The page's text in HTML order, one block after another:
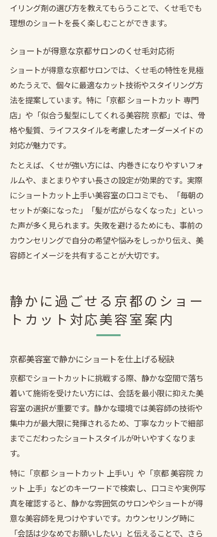
イリング剤の選び方を教えてもらうことで、くせ毛でも
理想のショートを長く楽しむことができます。
ショートが得意な京都サロンのくせ毛対応術
ショートが得意な京都サロンでは、くせ毛の特性を見極
めたうえで、個々に最適なカット技術やスタイリング方
法を提案しています。特に「京都 ショートカット 専門
店」や「似合う髪型にしてくれる美容院 京都」では、骨
格や髪質、ライフスタイルを考慮したオーダーメイドの
対応が魅力です。
たとえば、くせが強い方には、内巻きになりやすいフォ
ルムや、まとまりやすい長さの設定が効果的です。実際
にショートカット上手い美容室の口コミでも、「毎朝の
セットが楽になった」「髪が広がらなくなった」といっ
た声が多く見られます。失敗を避けるためにも、事前の
カウンセリングで自分の希望や悩みをしっかり伝え、美
容師とイメージを共有することが大切です。
静かに過ごせる京都のショー
トカット対応美容室案内
京都美容室で静かにショートを仕上げる秘訣
京都でショートカットに挑戦する際、静かな空間で落ち
着いて施術を受けたい方には、会話を最小限に抑えた美
容室の選択が重要です。静かな環境では美容師の技術や
集中力が最大限に発揮されるため、丁寧なカットで細部
までこだわったショートスタイルが叶いやすくなりま
す。
特に「京都 ショートカット 上手い」や「京都 美容院 カ
ット 上手」などのキーワードで検索し、口コミや実例写
真を確認すると、静かな雰囲気のサロンやショートが得
意な美容師を見つけやすいです。カウンセリング時に
「会話は少なめでお願いしたい」と伝えることで、さら